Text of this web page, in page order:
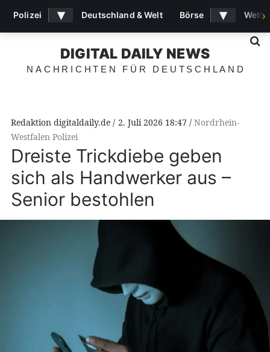
DIGITAL DAILY NEWS
NACHRICHTEN FÜR DEUTSCHLAND
Redaktion digitaldaily.de 2. Juli 2026 18:47
Nordrhein-
Westfalen Polizei
Dreiste Trickdiebe geben
sich als Handwerker aus –
Senior bestohlen
Polizei ▾ Deutschland & Welt Börse ▾ ›